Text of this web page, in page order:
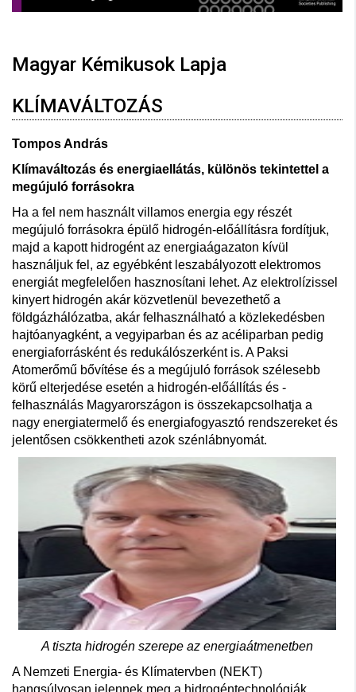
Magyar Kémikusok Lapja
KLÍMAVÁLTOZÁS
Tompos András
Klímaváltozás és energiaellátás, különös tekintettel a
megújuló forrásokra
Ha a fel nem használt villamos energia egy részét
megújuló forrásokra épülő hidrogén-előállításra fordítjuk,
majd a kapott hidrogént az energiaágazaton kívül
használjuk fel, az egyébként leszabályozott elektromos
energiát megfelelően hasznosítani lehet. Az elektrolízissel
kinyert hidrogén akár közvetlenül bevezethető a
földgázhálózatba, akár felhasználható a közlekedésben
hajtóanyagként, a vegyiparban és az acéliparban pedig
energiaforrásként és redukálószerként is. A Paksi
Atomerőmű bővítése és a megújuló források szélesebb
körű elterjedése esetén a hidrogén-előállítás és -
felhasználás Magyarországon is összekapcsolhatja a
nagy energiatermelő és energiafogyasztó rendszereket és
jelentősen csökkentheti azok szénlábnyomát.
A tiszta hidrogén szerepe az energiaátmenetben
A Nemzeti Energia- és Klímatervben (NEKT)
hangsúlyosan jelennek meg a hidrogéntechnológiák.